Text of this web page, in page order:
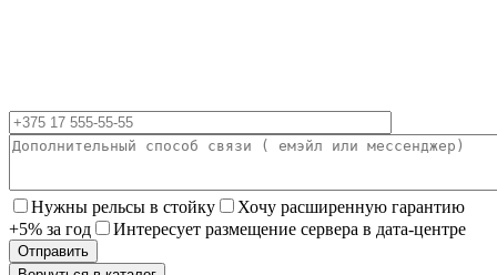
Нужны рельсы в стойку
Хочу расширенную гарантию
+5% за год
Интересует размещение сервера в дата-центре